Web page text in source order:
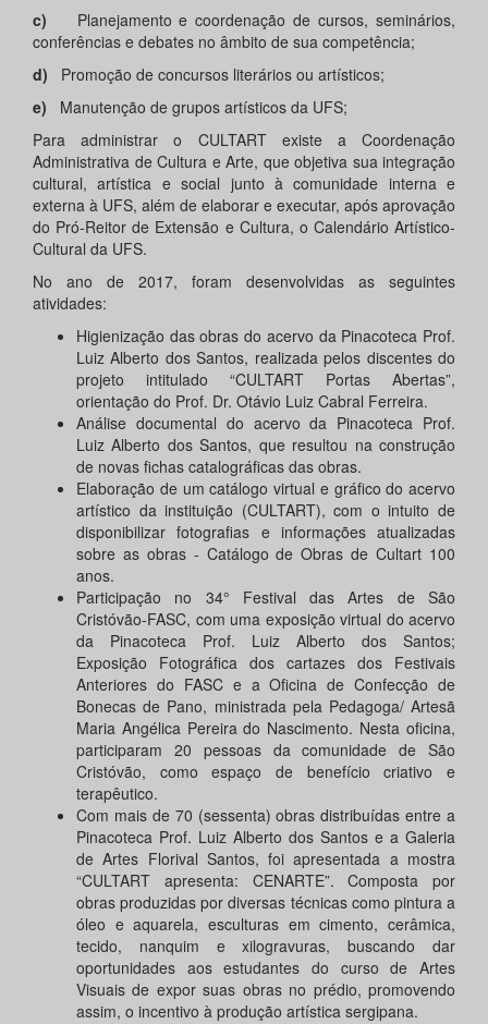
c) Planejamento e coordenação de cursos, seminários,
conferências e debates no âmbito de sua competência;
d) Promoção de concursos literários ou artísticos;
e) Manutenção de grupos artísticos da UFS;
Para administrar o CULTART existe a Coordenação
Administrativa de Cultura e Arte, que objetiva sua integração
cultural, artística e social junto à comunidade interna e
externa à UFS, além de elaborar e executar, após aprovação
do Pró-Reitor de Extensão e Cultura, o Calendário Artístico-
Cultural da UFS.
No ano de 2017, foram desenvolvidas as seguintes
atividades:
Higienização das obras do acervo da Pinacoteca Prof.
Luiz Alberto dos Santos, realizada pelos discentes do
projeto intitulado “CULTART Portas Abertas”,
orientação do Prof. Dr. Otávio Luiz Cabral Ferreira.
Análise documental do acervo da Pinacoteca Prof.
Luiz Alberto dos Santos, que resultou na construção
de novas fichas catalográficas das obras.
Elaboração de um catálogo virtual e gráfico do acervo
artístico da instituição (CULTART), com o intuito de
disponibilizar fotografias e informações atualizadas
sobre as obras - Catálogo de Obras de Cultart 100
anos.
Participação no 34° Festival das Artes de São
Cristóvão-FASC, com uma exposição virtual do acervo
da Pinacoteca Prof. Luiz Alberto dos Santos;
Exposição Fotográfica dos cartazes dos Festivais
Anteriores do FASC e a Oficina de Confecção de
Bonecas de Pano, ministrada pela Pedagoga/ Artesã
Maria Angélica Pereira do Nascimento. Nesta oficina,
participaram 20 pessoas da comunidade de São
Cristóvão, como espaço de benefício criativo e
terapêutico.
Com mais de 70 (sessenta) obras distribuídas entre a
Pinacoteca Prof. Luiz Alberto dos Santos e a Galeria
de Artes Florival Santos, foi apresentada a mostra
“CULTART apresenta: CENARTE”. Composta por
obras produzidas por diversas técnicas como pintura a
óleo e aquarela, esculturas em cimento, cerâmica,
tecido, nanquim e xilogravuras, buscando dar
oportunidades aos estudantes do curso de Artes
Visuais de expor suas obras no prédio, promovendo
assim, o incentivo à produção artística sergipana.